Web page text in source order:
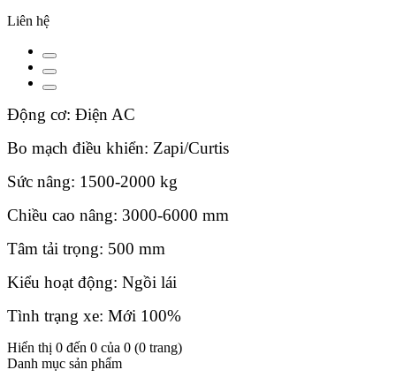
Liên hệ
Động cơ: Điện AC
Bo mạch điều khiển: Zapi/Curtis
Sức nâng: 1500-2000 kg
Chiều cao nâng: 3000-6000 mm
Tâm tải trọng: 500 mm
Kiểu hoạt động: Ngồi lái
Tình trạng xe: Mới 100%
Hiển thị 0 đến 0 của 0 (0 trang)
Danh mục sản phẩm